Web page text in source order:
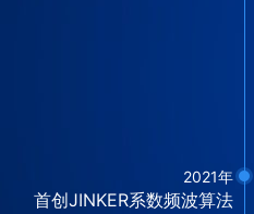
2021年
首创JINKER系数频波算法